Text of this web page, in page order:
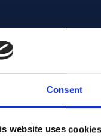
Consent
website uses cookies